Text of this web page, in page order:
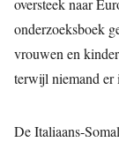
oversteek naar
onderzoeksboek
vrouwen en
terwijl niemand er
De Italiaans-